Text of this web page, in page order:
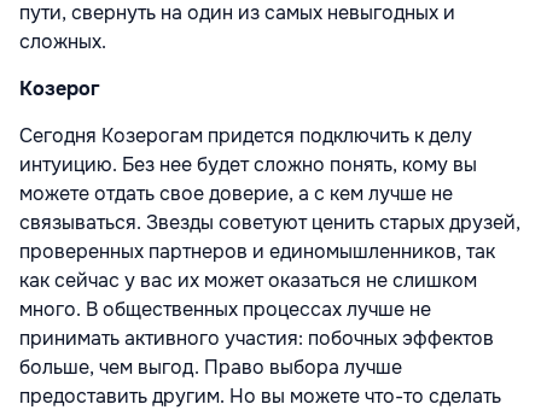
пути, свернуть на один из самых невыгодных и
сложных.
Козерог
Сегодня Козерогам придется подключить к делу
интуицию. Без нее будет сложно понять, кому вы
можете отдать свое доверие, а с кем лучше не
связываться. Звезды советуют ценить старых друзей,
проверенных партнеров и единомышленников, так
как сейчас у вас их может оказаться не слишком
много. В общественных процессах лучше не
принимать активного участия: побочных эффектов
больше, чем выгод. Право выбора лучше
предоставить другим. Но вы можете что-то сделать